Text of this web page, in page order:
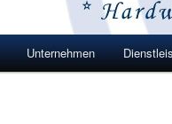
Zum Inhalt wechseln
Zum sekundären
Unternehmen